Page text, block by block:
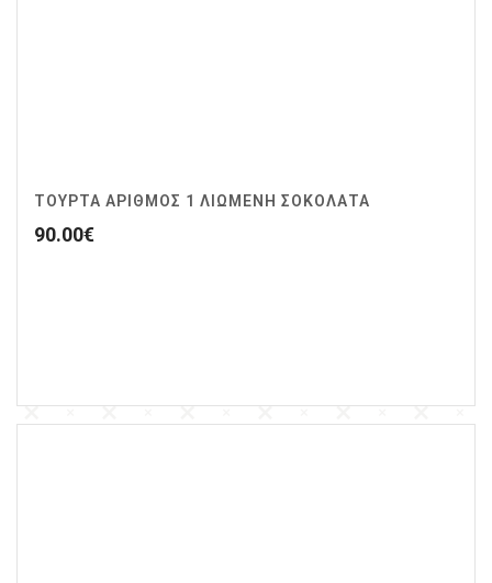
ΤΟΥΡΤΑ ΑΡΙΘΜΟΣ 1 ΛΙΩΜΕΝΗ ΣΟΚΟΛΑΤΑ
90.00€